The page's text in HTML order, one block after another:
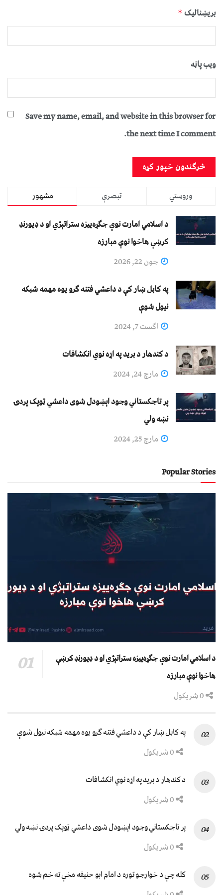
بریښنالیک *
ویب پاڼه
Save my name, email, and website in this browser for
the next time I comment.
مشهور تبصرې
وروستي
د اسلامي امارت نوې جګړه‌ییزه ستراتېژي او د ډیورنډ
کرښې هاخوا نوې مبارزه
جون 22, 2026
په کابل ښار کې د داعشي فتنه ګرو يوه مهمه شبکه
نيول شوې
اگست 7, 2024
د کندهار د برید په اړه نوي انکشافات
مارچ 24, 2024
پر تاجکستاني وجود اېښودل شوی داعشي ټوپک پردۍ
نښه ولي
مارچ 25, 2024
Popular Stories
د اسلامي امارت نوې جګړه‌ییزه ستراتېژي او د ډیورنډ کرښې
هاخوا نوې مبارزه
په کابل ښار کې د داعشي فتنه ګرو يوه مهمه شبکه نيول شوې
د کندهار د برید په اړه نوي انکشافات
پر تاجکستاني وجود اېښودل شوی داعشي ټوپک پردۍ نښه ولي
کله چې د خوارجو توره د امام ابو حنیفه مخې ته خم شوه